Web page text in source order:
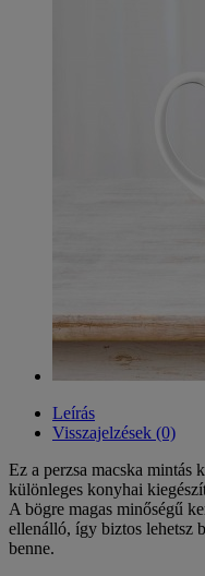
Leírás
Visszajelzések (0)
Ez a perzsa macska mintás
különleges konyhai
A bögre magas minőségű
ellenálló, így biztos lehetsz
benne.